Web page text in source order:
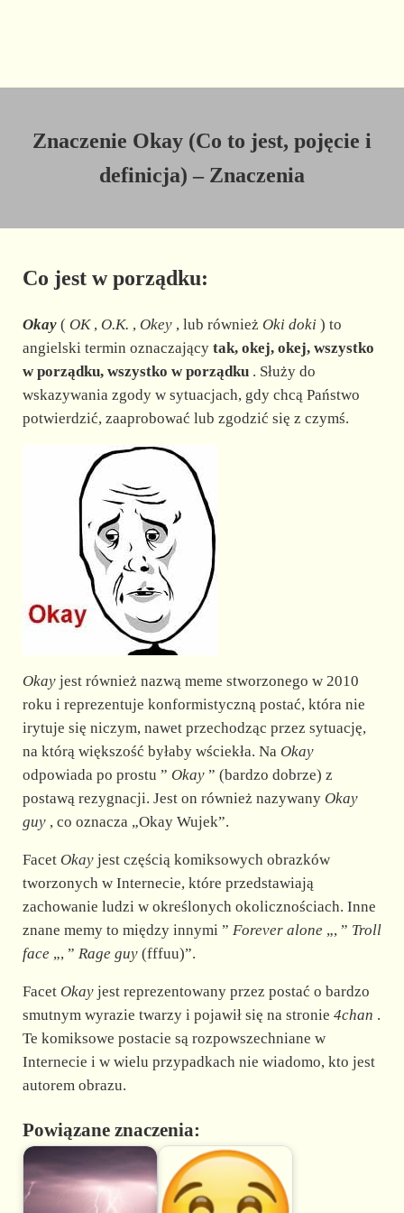
Znaczenie Okay (Co to jest, pojęcie i
definicja) – Znaczenia
Co jest w porządku:
Okay( OK, O.K. , Okey, lub również Oki doki ) to
angielski termin oznaczający tak, okej, okej, wszystko
w porządku, wszystko w porządku. Służy do
wskazywania zgody w sytuacjach, gdy chcą Państwo
potwierdzić, zaaprobować lub zgodzić się z czymś.
Okayjest również nazwą meme stworzonego w 2010
roku i reprezentuje konformistyczną postać, która nie
irytuje się niczym, nawet przechodząc przez sytuację,
na którą większość byłaby wściekła. Na Okay
odpowiada po prostu ” Okay” (bardzo dobrze) z
postawą rezygnacji. Jest on również nazywany Okay
guy, co oznacza „Okay Wujek”.
Facet Okayjest częścią komiksowych obrazków
tworzonych w Internecie, które przedstawiają
zachowanie ludzi w określonych okolicznościach. Inne
znane memy to między innymi ” Forever alone „, ” Troll
face „, ” Rage guy(fffuu)”.
Facet Okayjest reprezentowany przez postać o bardzo
smutnym wyrazie twarzy i pojawił się na stronie 4chan .
Te komiksowe postacie są rozpowszechniane w
Internecie i w wielu przypadkach nie wiadomo, kto jest
autorem obrazu.
Powiązane znaczenia: